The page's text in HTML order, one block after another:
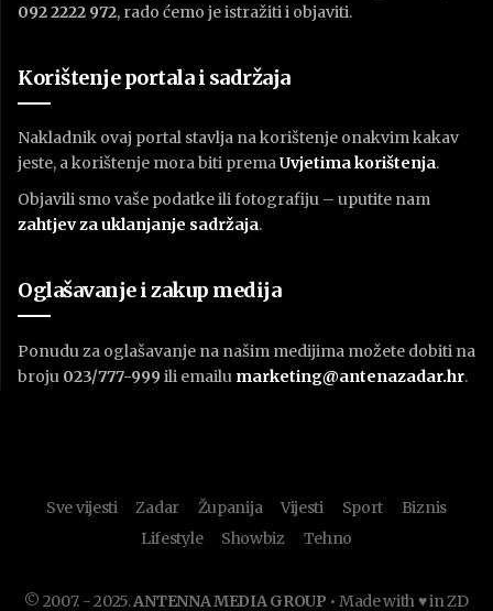
092 2222 972, rado ćemo je istražiti i objaviti.
Korištenje portala i sadržaja
Nakladnik ovaj portal stavlja na korištenje onakvim kakav
jeste, a korištenje mora biti premaUvjetima korištenja.
Objavili smo vaše podatke ili fotografiju – uputite nam
zahtjev za uklanjanje sadržaja.
Oglašavanje i zakup medija
Ponudu za oglašavanje na našim medijima možete dobiti na
broju 023/777-999 ili emailu marketing@antenazadar.hr.
Sve vijesti Zadar Županija Vijesti Sport
Biznis
Lifestyle
Showbiz Tehno
© 2007. - 2025.ANTENNA MEDIA GROUP • Made with ♥ in ZD